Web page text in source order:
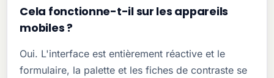
Cela fonctionne-t-il sur les appareils
mobiles ?
Oui. L'interface est entièrement réactive et le
formulaire, la palette et les fiches de contraste se